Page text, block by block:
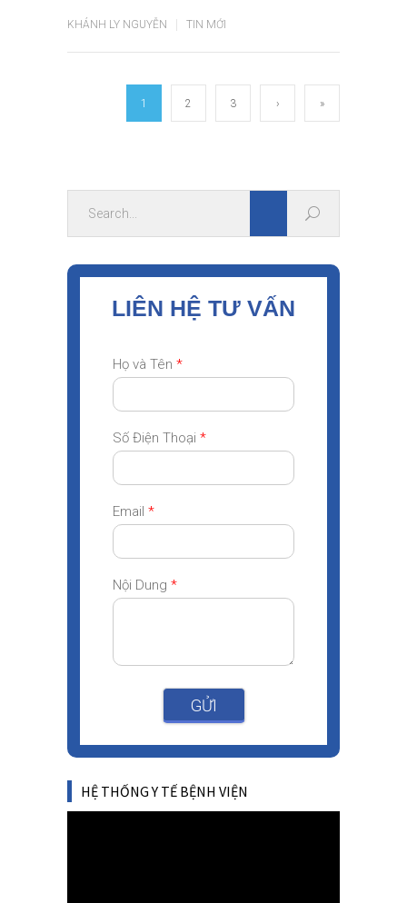
KHÁNH LY NGUYỄN TIN MỚI
1 2 3 › »
LIÊN HỆ TƯ VẤN
Họ và Tên *
Số Điện Thoại *
Email *
Nội Dung *
GỬI
HỆ THỐNG Y TẾ BỆNH VIỆN